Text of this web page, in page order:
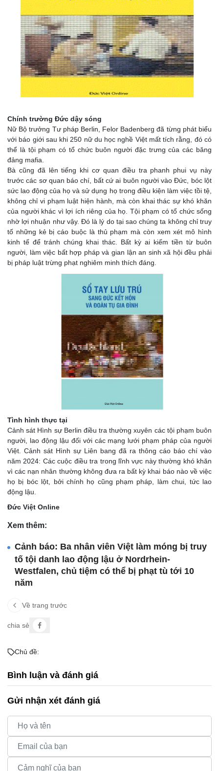
Chính trường Đức dậy sóng
Nữ Bộ trưởng Tư pháp Berlin, Felor Badenberg đã từng phát biểu
với báo giới sau khi 250 nữ du học nghề Việt mất tích rằng, đó có
thể là tội phạm có tổ chức buôn người đặc trưng của các băng
đảng mafia.
Bà cũng đã lên tiếng khi cơ quan điều tra phanh phui vụ này
trước các sơ quan báo chí, bất cứ ai buôn người vào Đức, bóc lột
sức lao động của họ và sử dụng họ trong điều kiện làm việc tồi tệ,
không chỉ vi phạm luật hiện hành, mà còn khai thác sự khó khăn
của người khác vì lợi ích riêng của họ. Tội phạm có tổ chức sống
nhờ lợi nhuận như vậy. Đó là lý do tại sao chúng ta không chỉ truy
tố những kẻ bị cáo buộc là thủ phạm mà còn xem xét mô hình
kinh tế để tránh chúng khai thác. Bất kỳ ai kiếm tiền từ buôn
người, làm việc bất hợp pháp và gian lận an sinh xã hội đều phải
bị pháp luật trừng phạt nghiêm minh thích đáng.
Tình hình thực tại
Cảnh sát Hình sự Berlin điều tra thường xuyên các tội phạm buôn
người, lao động lậu đối với các mạng lưới phạm pháp của người
Việt. Cảnh sát Hình sự Liên bang đã ra thông cáo báo chí vào
năm 2024: Các cuộc điều tra trong lĩnh vực này thường khó khăn
vì các nạn nhân thường không đưa ra bất kỳ khai báo nào về việc
họ bị bóc lột, bởi chính họ cũng phạm pháp, làm chui, tức lao
động lậu.
Đức Việt Online
Xem thêm:
Cảnh báo: Ba nhân viên Việt làm móng bị truy
tố tội danh lao động lậu ở Nordrhein-
Westfalen, chủ tiệm có thể bị phạt tù tới 10
năm
Về trang trước
chia sẻ
Chủ đề:
Bình luận và đánh giá
Gửi nhận xét đánh giá